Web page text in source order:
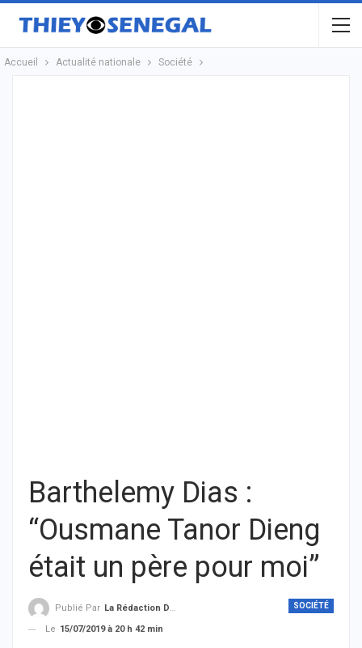
Accueil Actualité nationale Société
Barthelemy Dias :
“Ousmane Tanor Dieng
était un père pour moi”
SOCIÉTÉ
Publié Par La Rédaction De THIEYSENEGAL.com
Le 15/07/2019 à 20 h 42 min